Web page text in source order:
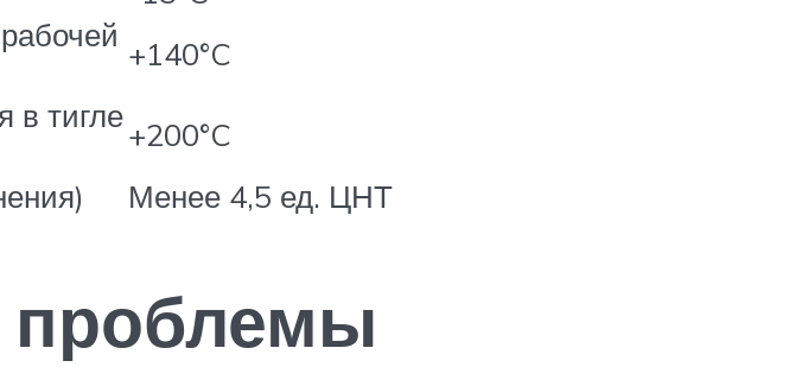
+140°C
в тигле+200°C
Менее 4,5 ед. ЦНТ
проблемы